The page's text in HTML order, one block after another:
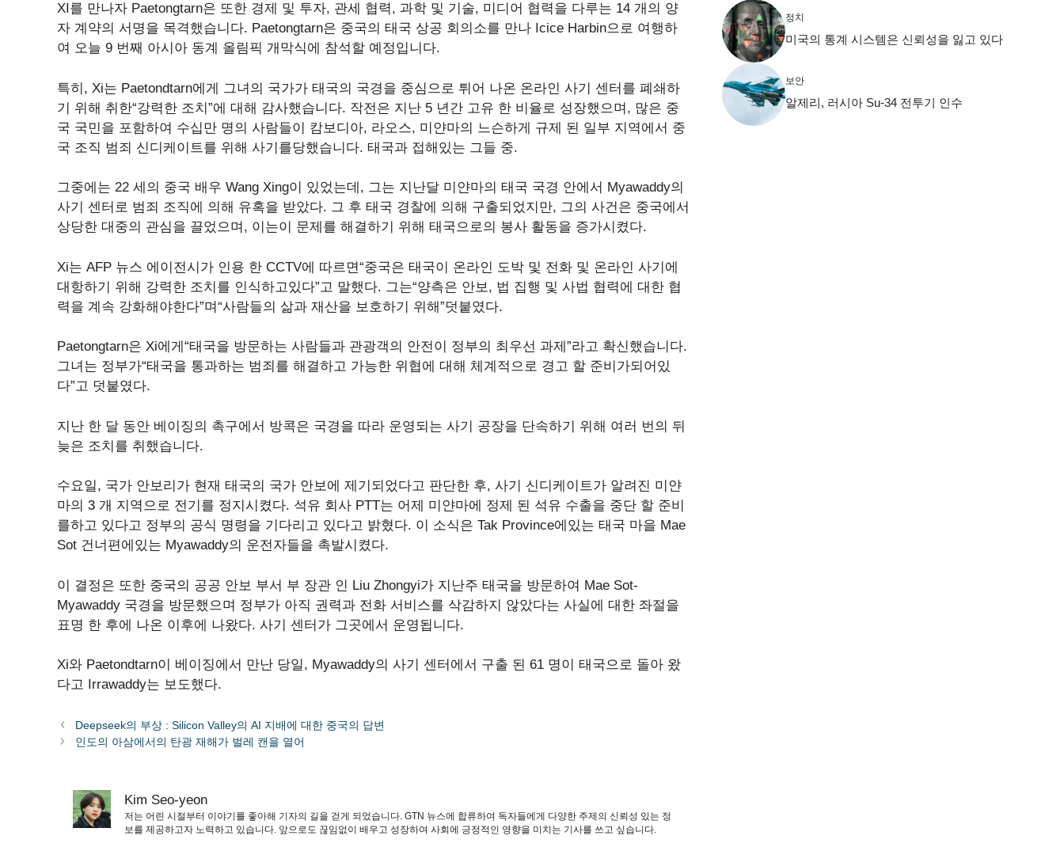
XI를 만나자 Paetongtarn은 또한 경제 및 투자, 관세 협력, 과학 및 기술, 미디어 협력을 다루는 14 개의 양
자 계약의 서명을 목격했습니다. Paetongtarn은 중국의 태국 상공 회의소를 만나 Icice Harbin으로 여행하
여 오늘 9 번째 아시아 동계 올림픽 개막식에 참석할 예정입니다.
특히, Xi는 Paetondtarn에게 그녀의 국가가 태국의 국경을 중심으로 튀어 나온 온라인 사기 센터를 폐쇄하
기 위해 취한“강력한 조치”에 대해 감사했습니다. 작전은 지난 5 년간 고유 한 비율로 성장했으며, 많은 중
국 국민을 포함하여 수십만 명의 사람들이 캄보디아, 라오스, 미얀마의 느슨하게 규제 된 일부 지역에서 중
국 조직 범죄 신디케이트를 위해 사기를당했습니다. 태국과 접해있는 그들 중.
그중에는 22 세의 중국 배우 Wang Xing이 있었는데, 그는 지난달 미얀마의 태국 국경 안에서 Myawaddy의
사기 센터로 범죄 조직에 의해 유혹을 받았다. 그 후 태국 경찰에 의해 구출되었지만, 그의 사건은 중국에서
상당한 대중의 관심을 끌었으며, 이는이 문제를 해결하기 위해 태국으로의 봉사 활동을 증가시켰다.
Xi는 AFP 뉴스 에이전시가 인용 한 CCTV에 따르면“중국은 태국이 온라인 도박 및 전화 및 온라인 사기에
대항하기 위해 강력한 조치를 인식하고있다”고 말했다. 그는“양측은 안보, 법 집행 및 사법 협력에 대한 협
력을 계속 강화해야한다”며“사람들의 삶과 재산을 보호하기 위해”덧붙였다.
Paetongtarn은 Xi에게“태국을 방문하는 사람들과 관광객의 안전이 정부의 최우선 과제”라고 확신했습니다.
그녀는 정부가“태국을 통과하는 범죄를 해결하고 가능한 위협에 대해 체계적으로 경고 할 준비가되어있
다”고 덧붙였다.
지난 한 달 동안 베이징의 촉구에서 방콕은 국경을 따라 운영되는 사기 공장을 단속하기 위해 여러 번의 뒤
늦은 조치를 취했습니다.
수요일, 국가 안보리가 현재 태국의 국가 안보에 제기되었다고 판단한 후, 사기 신디케이트가 알려진 미얀
마의 3 개 지역으로 전기를 정지시켰다. 석유 회사 PTT는 어제 미얀마에 정제 된 석유 수출을 중단 할 준비
를하고 있다고 정부의 공식 명령을 기다리고 있다고 밝혔다. 이 소식은 Tak Province에있는 태국 마을 Mae
Sot 건너편에있는 Myawaddy의 운전자들을 촉발시켰다.
이 결정은 또한 중국의 공공 안보 부서 부 장관 인 Liu Zhongyi가 지난주 태국을 방문하여 Mae Sot-
Myawaddy 국경을 방문했으며 정부가 아직 권력과 전화 서비스를 삭감하지 않았다는 사실에 대한 좌절을
표명 한 후에 나온 이후에 나왔다. 사기 센터가 그곳에서 운영됩니다.
Xi와 Paetondtarn이 베이징에서 만난 당일, Myawaddy의 사기 센터에서 구출 된 61 명이 태국으로 돌아 왔
다고 Irrawaddy는 보도했다.
Deepseek의 부상 : Silicon Valley의 AI 지배에 대한 중국의 답변
인도의 아삼에서의 탄광 재해가 벌레 캔을 열어
Kim Seo-yeon
저는 어린 시절부터 이야기를 좋아해 기자의 길을 걷게 되었습니다. GTN 뉴스에 합류하여 독자들에게 다양한 주제의 신뢰성 있는 정
보를 제공하고자 노력하고 있습니다. 앞으로도 끊임없이 배우고 성장하여 사회에 긍정적인 영향을 미치는 기사를 쓰고 싶습니다.
정치
미국의 통계 시스템은 신뢰성을 잃고 있다
보안
알제리, 러시아 Su-34 전투기 인수